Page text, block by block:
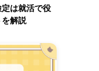
は就活で役
解説